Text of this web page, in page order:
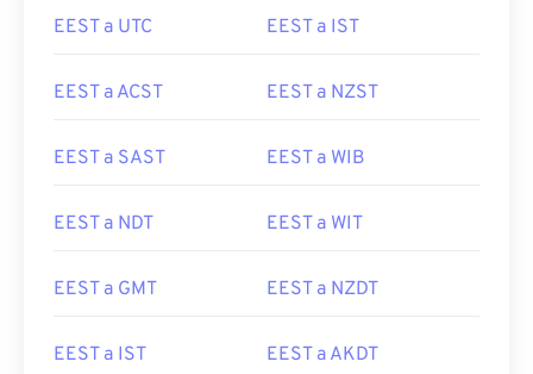
EEST a UTC EEST a IST
EEST a ACST EEST a NZST
EEST a SAST EEST a WIB
EEST a NDT EEST a WIT
EEST a GMT EEST a NZDT
EEST a IST EEST a AKDT